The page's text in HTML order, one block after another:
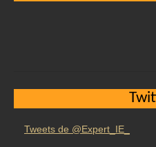
Tweets de @Expert_IE_